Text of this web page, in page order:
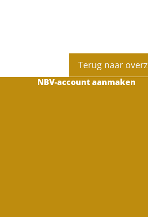
Terug naar
NBV-account aanmaken